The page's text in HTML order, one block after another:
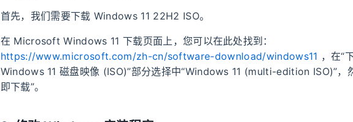
首先，我们需要下载 Windows 11 22H2 ISO。
在 Microsoft Windows 11 下载页面上，您可以在此处找到：
https://www.microsoft.com/zh-cn/software-download/windows11 ，在“
Windows 11 磁盘映像 (ISO)”部分选择中“Windows 11 (multi-edition ISO)”，
即下载”。